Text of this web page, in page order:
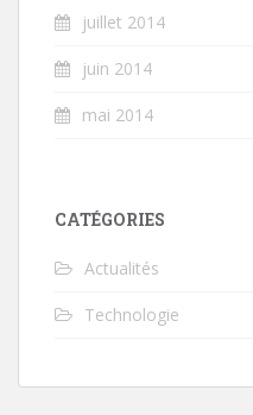
juillet 2014
juin 2014
mai 2014
CATÉGORIES
Actualités
Technologie